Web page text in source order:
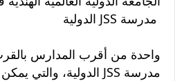
مدرسة JSS الدولية